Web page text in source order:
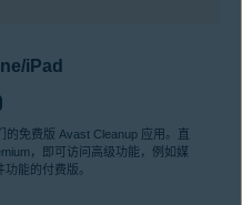
iPad
的免费版 Avast Cleanup 应用。直
，即可访问高级功能，例如媒
能的付费版。